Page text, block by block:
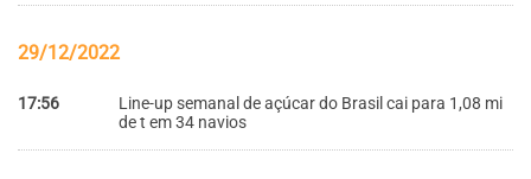
29/12/2022
17:56
Line-up semanal de açúcar do Brasil cai para 1,08 mi
de t em 34 navios